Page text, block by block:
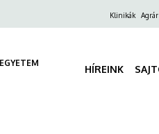
FelsőKlinikák Agrár
HÍREINK